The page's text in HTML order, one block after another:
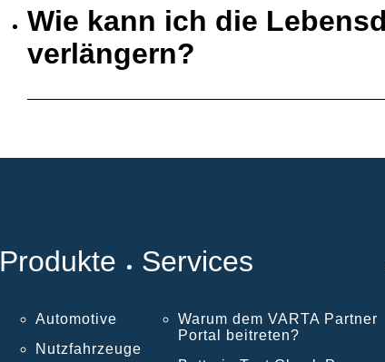
Wie kann ich die
verlängern?
Produkte
Automotive
Nutzfahrzeuge
Services
Warum dem VARTA Partner
Portal beitreten?